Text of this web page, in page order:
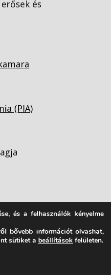
és
(PIA)
Vezetőképzés |
és a felhasználók kényelme
bővebb információt olvashat,
sütiket a beállítások felületen.